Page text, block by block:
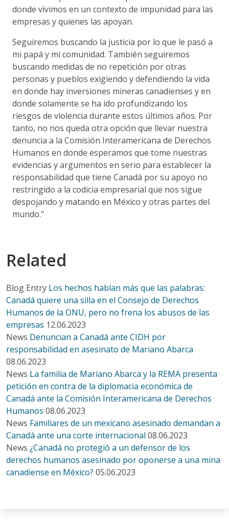
donde vivimos en un contexto de impunidad para las
empresas y quienes las apoyan.
Seguiremos buscando la justicia por lo que le pasó a
mi papá y mi comunidad. También seguiremos
buscando medidas de no repetición por otras
personas y pueblos exigiendo y defendiendo la vida
en donde hay inversiones mineras canadienses y en
donde solamente se ha ido profundizando los
riesgos de violencia durante estos últimos años. Por
tanto, no nos queda otra opción que llevar nuestra
denuncia a la Comisión Interamericana de Derechos
Humanos en donde esperamos que tome nuestras
evidencias y argumentos en serio para establecer la
responsabilidad que tiene Canadá por su apoyo no
restringido a la codicia empresarial que nos sigue
despojando y matando en México y otras partes del
mundo."
Related
Blog Entry Los hechos hablan más que las palabras:
Canadá quiere una silla en el Consejo de Derechos
Humanos de la ONU, pero no frena los abusos de las
empresas 12.06.2023
News Denuncian a Canadá ante CIDH por
responsabilidad en asesinato de Mariano Abarca
08.06.2023
News La familia de Mariano Abarca y la REMA presenta
petición en contra de la diplomacia económica de
Canadá ante la Comisión Interamericana de Derechos
Humanos 08.06.2023
News Familiares de un mexicano asesinado demandan a
Canadá ante una corte internacional 08.06.2023
News ¿Canadá no protegió a un defensor de los
derechos humanos asesinado por oponerse a una mina
canadiense en México? 05.06.2023